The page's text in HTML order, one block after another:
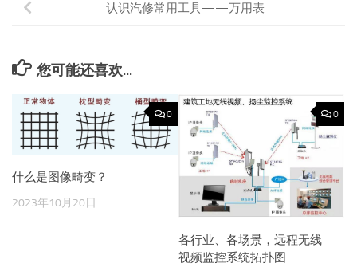
认识汽修常用工具——万用表
您可能还喜欢...
0
什么是图像畸变？
2023年10月20日
0
各行业、各场景，远程无线
视频监控系统拓扑图